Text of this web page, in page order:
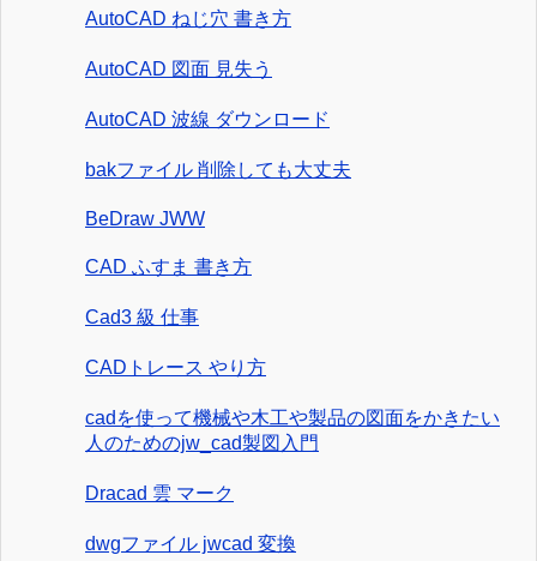
AutoCAD ねじ穴 書き方
AutoCAD 図面 見失う
AutoCAD 波線 ダウンロード
bakファイル 削除しても大丈夫
BeDraw JWW
CAD ふすま 書き方
Cad3 級 仕事
CADトレース やり方
cadを使って機械や木工や製品の図面をかきたい
人のためのjw_cad製図入門
Dracad 雲 マーク
dwgファイル jwcad 変換